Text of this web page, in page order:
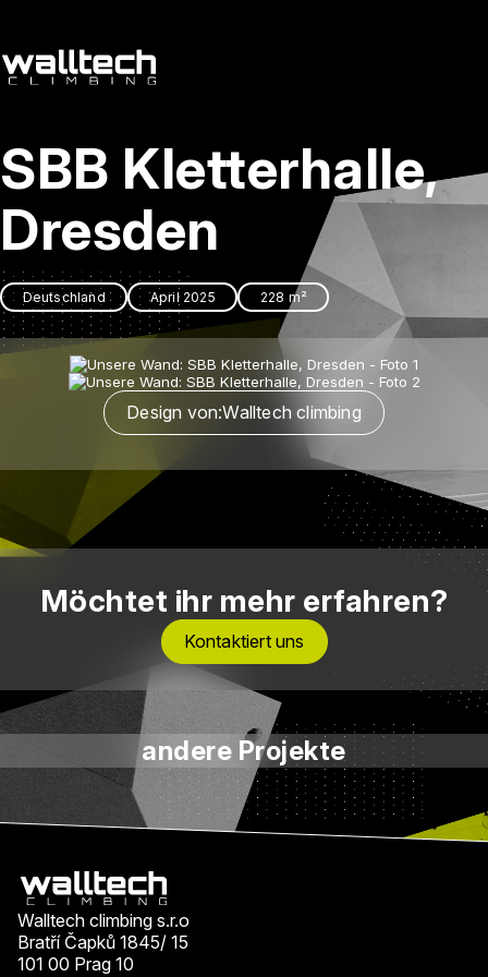
Dienstleitungen
Referenzen
Kontakt
SBB Kletterhalle,
Dresden
Deutschland April 2025 228 m²
Design von:Walltech climbing
Möchtet ihr mehr erfahren?
Kontaktiert uns
andere Projekte
Walltech climbing s.r.o
Bratří Čapků 1845/ 15
101 00 Prag 10